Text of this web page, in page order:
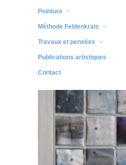
Peinture
Méthode Feldenkrais
Travaux et pensées
Publications artistiques
Contact